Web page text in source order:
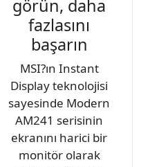
görün, daha
fazlasını
başarın
MSI?ın Instant
Display teknolojisi
sayesinde Modern
AM241 serisinin
ekranını harici bir
monitör olarak